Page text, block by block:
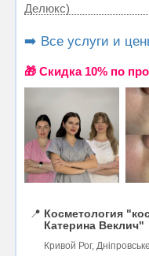
Делюкс)
➡️ Все услуги и
🎁 Cкидка 10% по
📍 Косметология
Катерина Веклич"
Кривой Рог,